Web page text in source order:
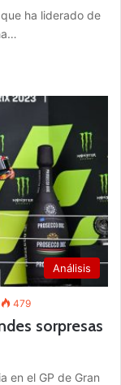
ha liderado de
Análisis
479
sorpresas
en el GP de Gran